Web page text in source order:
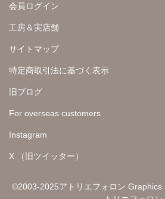
会員ログイン
工房＆実店舗
サイトマップ
特定商取引法に基づく表示
旧ブログ
For overseas customers
Instagram
X （旧ツイッター）
©2003-2025アトリエフォロン Graphics